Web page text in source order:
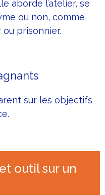
aborde l’atelier, se
ou non, comme
prisonnier.
sur les objectifs
outil sur un